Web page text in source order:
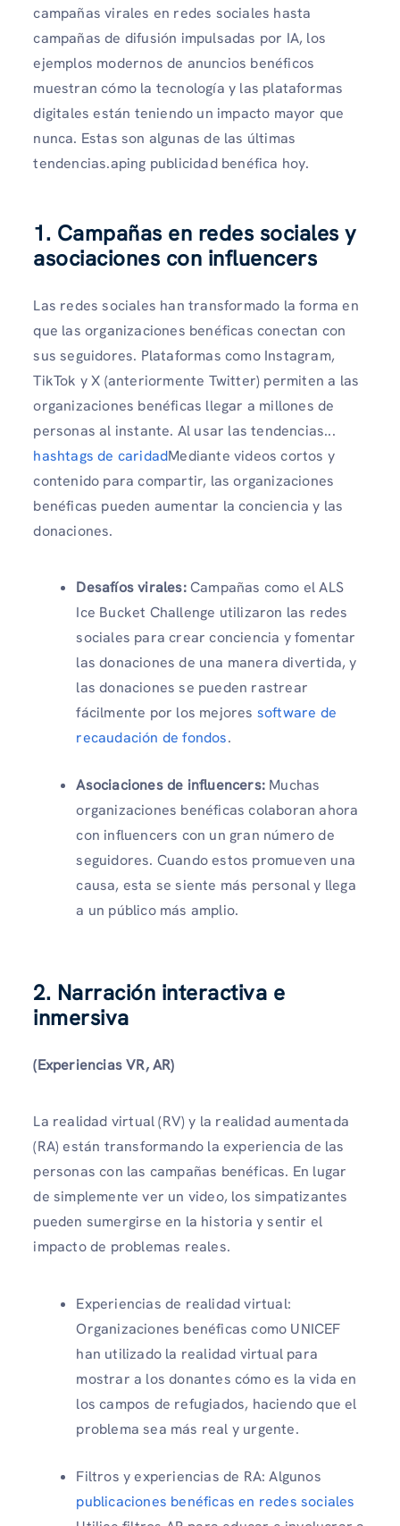
campañas virales en redes sociales hasta
campañas de difusión impulsadas por IA, los
ejemplos modernos de anuncios benéficos
muestran cómo la tecnología y las plataformas
digitales están teniendo un impacto mayor que
nunca. Estas son algunas de las últimas
tendencias.aping publicidad benéfica hoy.
1. Campañas en redes sociales y
asociaciones con influencers
Las redes sociales han transformado la forma en
que las organizaciones benéficas conectan con
sus seguidores. Plataformas como Instagram,
TikTok y X (anteriormente Twitter) permiten a las
organizaciones benéficas llegar a millones de
personas al instante. Al usar las tendencias...
hashtags de caridadMediante videos cortos y
contenido para compartir, las organizaciones
benéficas pueden aumentar la conciencia y las
donaciones.
Desafíos virales:Campañas como el ALS
Ice Bucket Challenge utilizaron las redes
sociales para crear conciencia y fomentar
las donaciones de una manera divertida, y
las donaciones se pueden rastrear
fácilmente por los mejores software de
recaudación de fondos.
Asociaciones de influencers: Muchas
organizaciones benéficas colaboran ahora
con influencers con un gran número de
seguidores. Cuando estos promueven una
causa, esta se siente más personal y llega
a un público más amplio.
2. Narración interactiva e
inmersiva
(Experiencias VR, AR)
La realidad virtual (RV) y la realidad aumentada
(RA) están transformando la experiencia de las
personas con las campañas benéficas. En lugar
de simplemente ver un video, los simpatizantes
pueden sumergirse en la historia y sentir el
impacto de problemas reales.
Experiencias de realidad virtual:
Organizaciones benéficas como UNICEF
han utilizado la realidad virtual para
mostrar a los donantes cómo es la vida en
los campos de refugiados, haciendo que el
problema sea más real y urgente.
Filtros y experiencias de RA: Algunos
publicaciones benéficas en redes sociales